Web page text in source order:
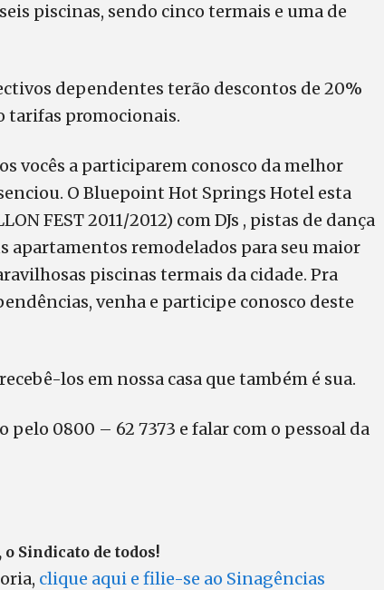
piscinas, sendo cinco termais e uma de
dependentes terão descontos de 20%
tarifas promocionais.
vocês a participarem conosco da melhor
O Bluepoint Hot Springs Hotel esta
FEST 2011/2012) com DJs , pistas de dança
apartamentos remodelados para seu maior
piscinas termais da cidade. Pra
venha e participe conosco deste
los em nossa casa que também é sua.
0800 – 62 7373 e falar com o pessoal da
Sindicato de todos!
clique aqui e filie-se ao Sinagências